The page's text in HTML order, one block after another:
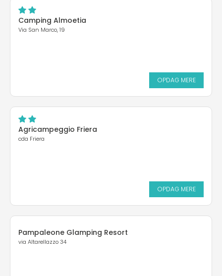
Camping Almoetia
Via San Marco, 19
OPDAG MERE
Agricampeggio Friera
cda Friera
OPDAG MERE
Pampaleone Glamping Resort
via Altarellazzo 34